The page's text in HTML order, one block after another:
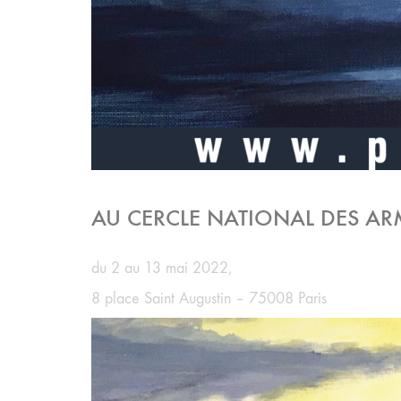
AU CERCLE NATIONAL DES
du 2 au 13 mai 2022,
8 place Saint Augustin – 75008 Paris